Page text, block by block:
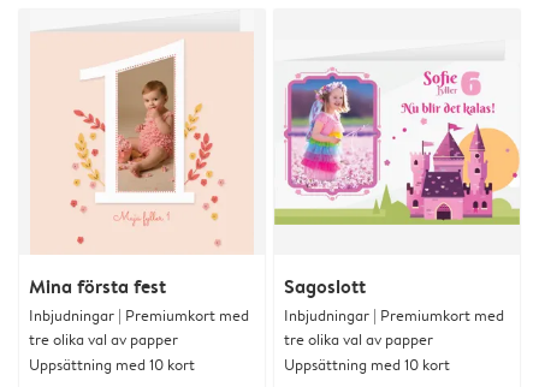
Mina första fest
Inbjudningar | Premiumkort med
tre olika val av papper
Uppsättning med 10 kort
Sagoslott
Inbjudningar | Premiumkort med
tre olika val av papper
Uppsättning med 10 kort